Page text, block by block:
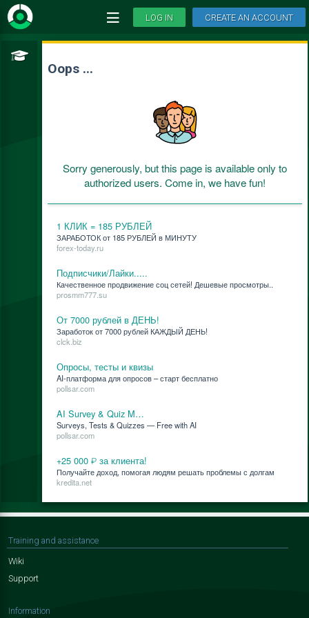
LOG IN CREATE AN ACCOUNT
Oops ...
Sorry generously, but this page is available only to
authorized users. Come in, we have fun!
1 КЛИК = 185 РУБЛЕЙ
ЗАРАБОТОК от 185 РУБЛЕЙ в МИНУТУ
forex-today.ru
Подписчики/Лайки.....
Ка­че­ствен­ное про­дви­же­ние соц се­тей! Де­ше­вые про­смот­ры..
prosmm777.su
От 7000 рублей в ДЕНЬ!
За­ра­бо­ток от 7000 руб­лей КАЖДЫЙ ДЕНЬ!
clck.biz
Опросы, тесты и квизы
AI-плат­фор­ма для опро­сов – старт бес­плат­но
pollsar.com
AI Survey & Quiz M…
Surveys, Tests & Quizzes — Free with AI
pollsar.com
+25 000 ₽ за клиента!
По­лу­чай­те до­ход, по­мо­гая лю­дям ре­шать про­бле­мы с дол­гам
kredita.net
Training and assistance
Wiki
Support
Information